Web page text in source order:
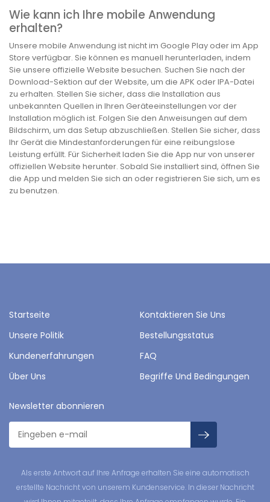
Wie kann ich Ihre mobile Anwendung
erhalten?
Unsere mobile Anwendung ist nicht im Google Play oder im App
Store verfügbar. Sie können es manuell herunterladen, indem
Sie unsere offizielle Website besuchen. Suchen Sie nach der
Download-Sektion auf der Website, um die APK oder IPA-Datei
zu erhalten. Stellen Sie sicher, dass die Installation aus
unbekannten Quellen in Ihren Geräteeinstellungen vor der
Installation möglich ist. Folgen Sie den Anweisungen auf dem
Bildschirm, um das Setup abzuschließen. Stellen Sie sicher, dass
Ihr Gerät die Mindestanforderungen für eine reibungslose
Leistung erfüllt. Für Sicherheit laden Sie die App nur von unserer
offiziellen Website herunter. Sobald Sie installiert sind, öffnen Sie
die App und melden Sie sich an oder registrieren Sie sich, um es
zu benutzen.
Startseite
Kontaktieren Sie Uns
Unsere Politik
Bestellungsstatus
Kundenerfahrungen
FAQ
Über Uns
Begriffe Und Bedingungen
Newsletter abonnieren
Als erste Antwort auf Ihre Anfrage erhalten Sie eine automatisch
erstellte Nachricht von unserem Kundenservice. In dieser Nachricht